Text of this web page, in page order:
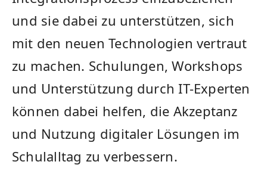
⁤und sie ​dabei zu unterstützen, sich
mit den neuen Technologien vertraut
zu⁢ machen. Schulungen, Workshops⁢
und Unterstützung ‍durch IT-Experten
können dabei helfen,⁢ die Akzeptanz
und ⁢Nutzung digitaler Lösungen im
Schulalltag zu verbessern.